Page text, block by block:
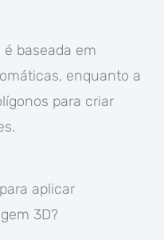
baseada em
enquanto a
para criar
aplicar
3D?